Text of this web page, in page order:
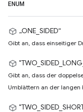
ENUM
„ONE_SIDED“
Gibt an, dass einseitiger
Gibt an, dass der
Umblättern an der langen